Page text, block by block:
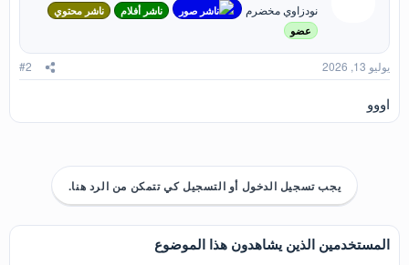
نودزاوي مخضرم ناشر صور ناشر أفلام
ناشر محتوي
عضو
يوليو 13, 2026 #2
اووو
يجب تسجيل الدخول أو التسجيل كي تتمكن من الرد هنا.
المستخدمين الذين يشاهدون هذا الموضوع